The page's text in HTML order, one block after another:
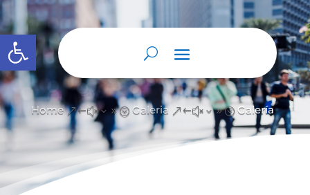
Abrir barra de herramientas
Home &#x39; Galeria &#x39; Galería